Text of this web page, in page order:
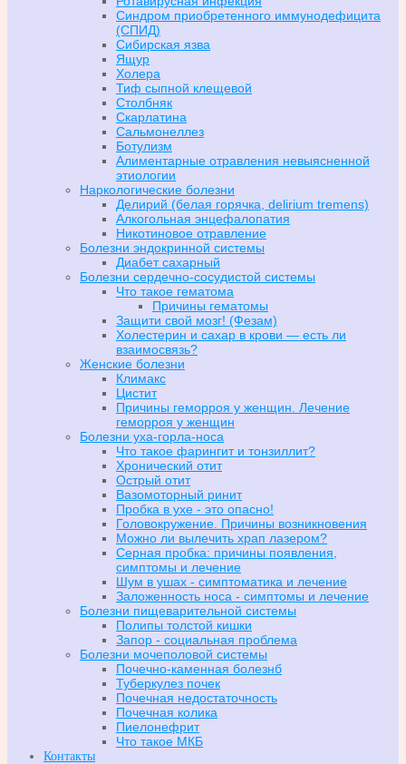
Синдром приобретенного иммунодефицита
(СПИД)
Сибирская язва
Ящур
Холера
Тиф сыпной клещевой
Столбняк
Скарлатина
Сальмонеллез
Ботулизм
Алиментарные отравления невыясненной
этиологии
Наркологические болезни
Делирий (белая горячка, delirium tremens)
Алкогольная энцефалопатия
Никотиновое отравление
Болезни эндокринной системы
Диабет сахарный
Болезни сердечно-сосудистой системы
Что такое гематома
Причины гематомы
Защити свой мозг! (Фезам)
Холестерин и сахар в крови — есть ли
взаимосвязь?
Женские болезни
Климакс
Цистит
Причины геморроя у женщин. Лечение
геморроя у женщин
Болезни уха-горла-носа
Что такое фарингит и тонзиллит?
Хронический отит
Острый отит
Вазомоторный ринит
Пробка в ухе - это опасно!
Головокружение. Причины возникновения
Можно ли вылечить храп лазером?
Серная пробка: причины появления,
симптомы и лечение
Шум в ушах - симптоматика и лечение
Заложенность носа - симптомы и лечение
Болезни пищеварительной системы
Полипы толстой кишки
Запор - социальная проблема
Болезни мочеполовой системы
Почечно-каменная болезнб
Туберкулез почек
Почечная недостаточность
Почечная колика
Пиелонефрит
Что такое МКБ
Контакты